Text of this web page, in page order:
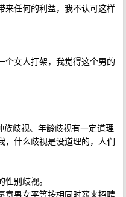
来任何的利益，我不认可这样
个女人打架，我觉得这个男的
歧视、年龄歧视有一定道理
，什么歧视是没道理的，人们
别歧视。
意男女平等按相同时薪来招聘